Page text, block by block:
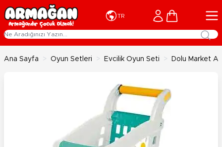
İçeriğe geç
TR Cart
Ana Sayfa > Oyun Setleri > Evcilik Oyun Seti > Dolu Market